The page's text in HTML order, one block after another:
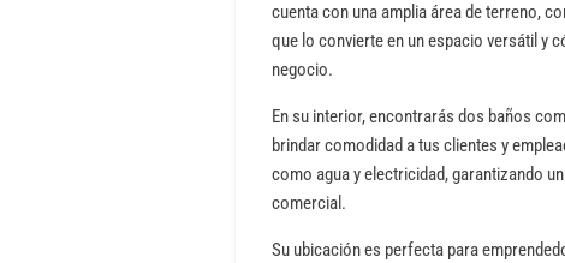
cuenta con una amplia área de terreno,
que lo convierte en un espacio versátil y
negocio.
En su interior, encontrarás dos baños
brindar comodidad a tus clientes y
como agua y electricidad, garantizando
comercial.
Su ubicación es perfecta para